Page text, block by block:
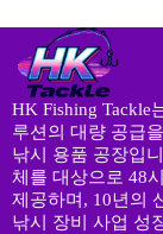
HK Fishing Tackle
루션의 대량 공급
낚시 용품 공장입
체를 대상으로 48
제공하며, 10년의
낚시 장비 사업 성